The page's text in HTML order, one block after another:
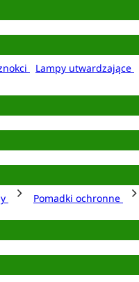
Lampy utwardzające
Pomadki ochronne